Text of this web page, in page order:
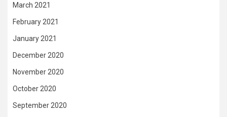
March 2021
February 2021
January 2021
December 2020
November 2020
October 2020
September 2020